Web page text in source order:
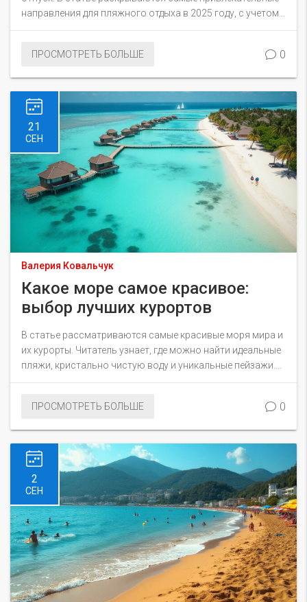
направления для пляжного отдыха в 2025 году, с учетом
необычных мест, уникальных особенностей и полезных
чтобы насладиться идеальным отпуском у моря.
ПРОСМОТРЕТЬ БОЛЬШЕ 0
21
СЕН
Валерия Ковальчук
Какое море самое красивое:
выбор лучших курортов
В статье рассматриваются самые красивые моря мира и
их курорты. Читатель узнает, где можно найти идеальные
пляжи, кристально чистую воду и уникальные пейзажи.
Описаны интересные факты и даны полезные советы для
ПРОСМОТРЕТЬ БОЛЬШЕ
0
2
СЕН